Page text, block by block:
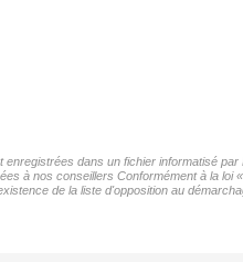
dans un fichier informatisé
à nos conseillers Conformément à la
de la liste d'opposition au